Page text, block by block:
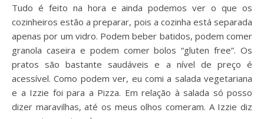
Tudo é feito na hora e ainda podemos ver o que os
cozinheiros estão a preparar, pois a cozinha está separada
apenas por um vidro. Podem beber batidos, podem comer
granola caseira e podem comer bolos “gluten free”. Os
pratos são bastante saudáveis e a nível de preço é
acessível. Como podem ver, eu comi a salada vegetariana
e a Izzie foi para a Pizza. Em relação à salada só posso
dizer maravilhas, até os meus olhos comeram. A Izzie diz